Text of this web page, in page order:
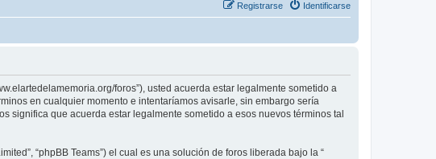
Identificarse
Registrarse
foros”), usted acuerda estar legalmente sometido a
en cualquier momento e intentaríamos avisarle, sin embargo sería
significa que acuerda estar legalmente sometido a esos nuevos términos tal
“phpBB Teams”) el cual es una solución de foros liberada bajo la “